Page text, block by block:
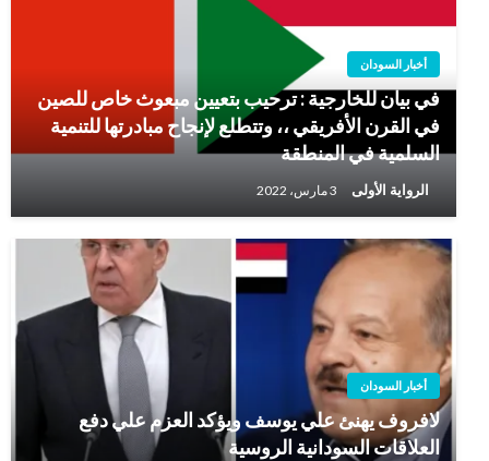
أخبار السودان
في بيان للخارجية : ترحيب بتعيين مبعوث خاص للصين
في القرن الأفريقي ،، وتتطلع لإنجاح مبادرتها للتنمية
السلمية في المنطقة
الرواية الأولى 3 مارس، 2022
أخبار السودان
لافروف يهنئ علي يوسف ويؤكد العزم علي دفع
العلاقات السودانية الروسية